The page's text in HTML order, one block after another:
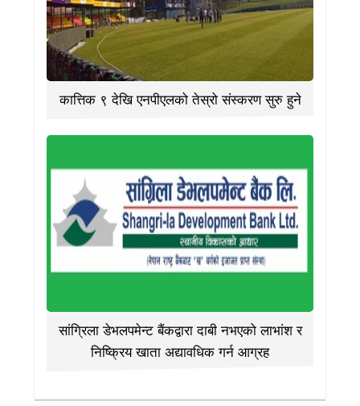
कात्तिक ९ देखि एनपीएलको तेस्रो संस्करण सुरु हुने
सांग्रिला डेभलपमेन्ट बैंकद्वारा दाबी नभएको लाभांश र
निष्क्रिय खाता अद्यावधिक गर्न आग्रह